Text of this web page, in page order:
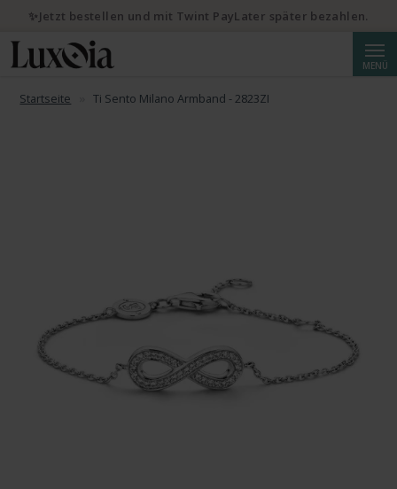
MENÜ
Startseite Ti Sento Milano Armband - 2823ZI
✨Jetzt bestellen und mit Twint PayLater später bezahlen.